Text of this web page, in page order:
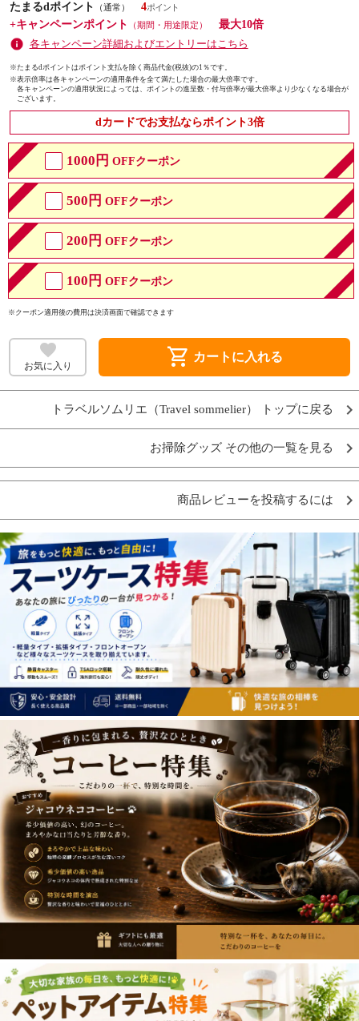
たまるdポイント
（通常）
4
+キャンペーンポイント
（期間・用途限定）
最大10倍
各キャンペーン詳細およびエントリーはこちら
※たまるdポイントはポイント支払を除く商品代金(税抜)の1％です。
※表示倍率は各キャンペーンの適用条件を全て満たした場合の最大倍率です。
各キャンペーンの適用状況によっては、ポイントの進呈数・付与倍率が最大倍率より少なくなる場合が
ございます。
dカードでお支払ならポイント3倍
1000円 OFFクーポン
500円 OFFクーポン
200円 OFFクーポン
100円 OFFクーポン
※クーポン適用後の費用は決済画面で確認できます
お気に入り shopping_cart カートに入れる
トラベルソムリエ（Travel sommelier） トップに戻る
お掃除グッズ その他の一覧を見る
商品レビューを投稿するには